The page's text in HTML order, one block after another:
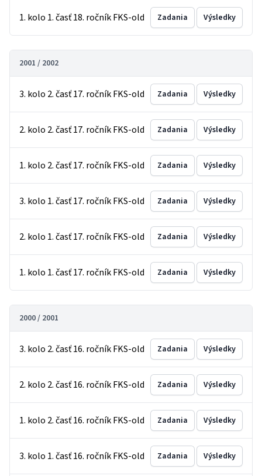
1. kolo 1. časť 18. ročník FKS-old Zadania Výsledky
2001 / 2002
3. kolo 2. časť 17. ročník FKS-old Zadania Výsledky
2. kolo 2. časť 17. ročník FKS-old Zadania Výsledky
1. kolo 2. časť 17. ročník FKS-old Zadania Výsledky
3. kolo 1. časť 17. ročník FKS-old Zadania Výsledky
2. kolo 1. časť 17. ročník FKS-old Zadania Výsledky
1. kolo 1. časť 17. ročník FKS-old Zadania Výsledky
2000 / 2001
3. kolo 2. časť 16. ročník FKS-old Zadania Výsledky
2. kolo 2. časť 16. ročník FKS-old Zadania Výsledky
1. kolo 2. časť 16. ročník FKS-old Zadania Výsledky
3. kolo 1. časť 16. ročník FKS-old Zadania Výsledky